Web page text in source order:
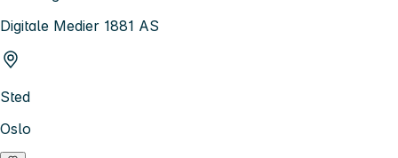
Digitale Medier 1881 AS
Sted
Oslo